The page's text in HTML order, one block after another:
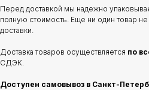
Перед доставкой мы надежно
полную стоимость. Еще ни один товар
доставки.
Доставка товаров осуществляется по
СДЭК.
Доступен самовывоз в Санкт-